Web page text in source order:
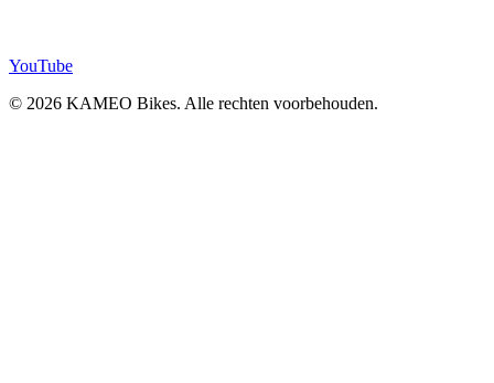
YouTube
© 2026 KAMEO Bikes. Alle rechten voorbehouden.